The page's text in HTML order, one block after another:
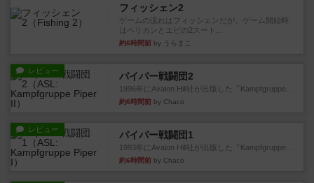
フィッシェン2
ゲームの流れはフィッシェンだが、ゲーム開始時
はペリカンとエビの2スート...
約6時間前 by うらまこ
レビュー パイパー戦闘団2
1996年にAvalon Hill社が出版した『Kampfgruppe...
約6時間前 by Chaco
レビュー パイパー戦闘団1
1993年にAvalon Hill社が出版した『Kampfgruppe...
約6時間前 by Chaco